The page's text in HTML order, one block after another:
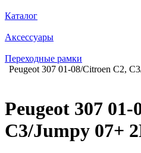
Каталог
Аксессуары
Переходные рамки
Peugeot 307 01-08/Citroen C2,
Peugeot 307
C3/Jumpy 07+